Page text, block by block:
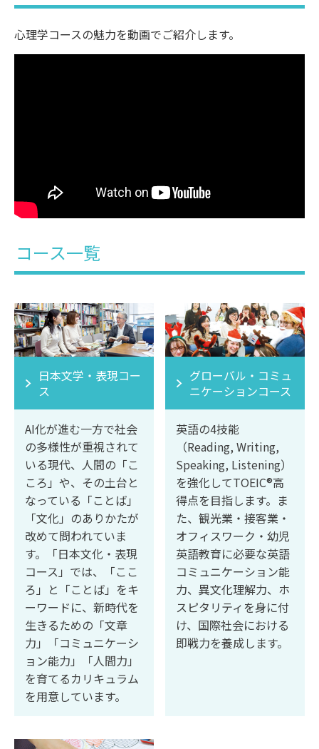
心理学コースの魅力を動画でご紹介します。
コース一覧
日本文学・表現コー
ス
AI化が進む一方で社会
の多様性が重視されて
いる現代、人間の「こ
ころ」や、その土台と
なっている「ことば」
「文化」のありかたが
改めて問われていま
す。「日本文化・表現
コース」では、「ここ
ろ」と「ことば」をキ
ーワードに、新時代を
生きるための「文章
力」「コミュニケーシ
ョン能力」「人間力」
を育てるカリキュラム
を用意しています。
グローバル・コミュ
ニケーションコース
英語の4技能
（Reading, Writing,
Speaking, Listening）
を強化してTOEIC®高
得点を目指します。ま
た、観光業・接客業・
オフィスワーク・幼児
英語教育に必要な英語
コミュニケーション能
力、異文化理解力、ホ
スピタリティを身に付
け、国際社会における
即戦力を養成します。